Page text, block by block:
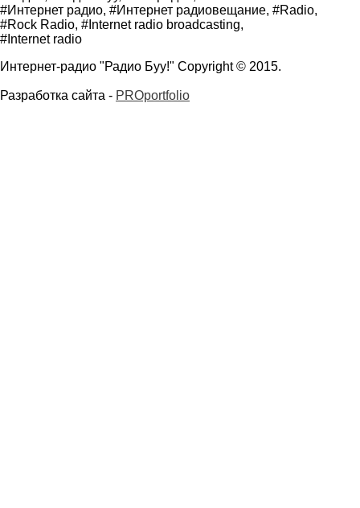
#Интернет радио, #Интернет радиовещание, #Radio,
#Rock Radio, #Internet radio broadcasting,
#Internet radio
Интернет-радио "Радио Буу!" Copyright © 2015.
Разработка сайта - PROportfolio